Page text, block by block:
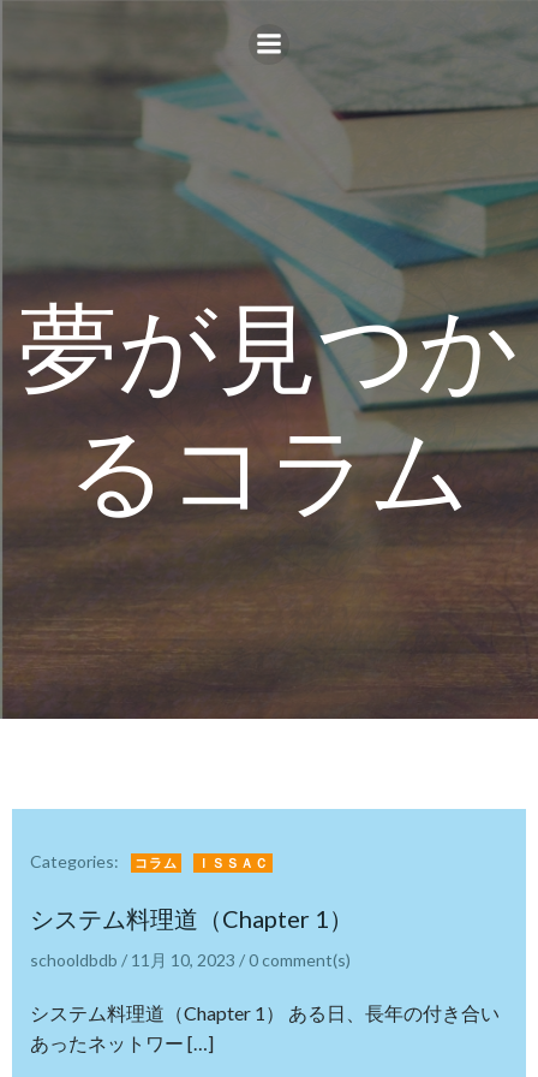
ン
ツ
ッ
プ
夢が見つか
るコラム
Categories: コラム ＩＳＳＡＣ
システム料理道（Chapter 1）
schooldbdb / 11月 10, 2023 /0 comment(s)
システム料理道（Chapter 1） ある日、長年の付き合い
あったネットワー […]